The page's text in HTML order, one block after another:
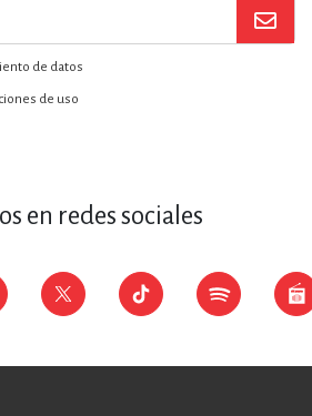
de datos
de uso
en redes sociales